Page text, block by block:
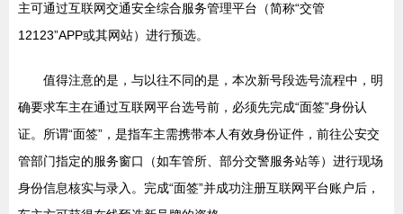
主可通过互联网交通安全综合服务管理平台（简称“交管
12123”APP或其网站）进行预选。
值得注意的是，与以往不同的是，本次新号段选号流程中，明
确要求车主在通过互联网平台选号前，必须先完成“面签”身份认
证。所谓“面签”，是指车主需携带本人有效身份证件，前往公安交
管部门指定的服务窗口（如车管所、部分交警服务站等）进行现场
身份信息核实与录入。完成“面签”并成功注册互联网平台账户后，